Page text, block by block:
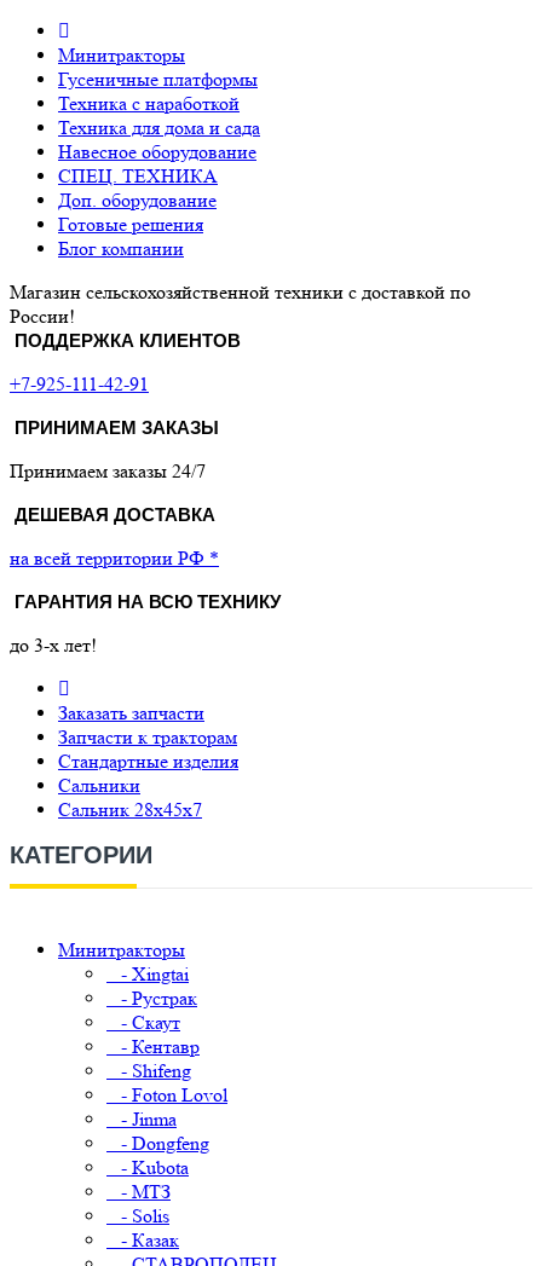
Минитракторы
Гусеничные платформы
Техника с наработкой
Техника для дома и сада
Навесное оборудование
СПЕЦ. ТЕХНИКА
Доп. оборудование
Готовые решения
Блог компании
Магазин сельскохозяйственной техники с доставкой по
России!
ПОДДЕРЖКА КЛИЕНТОВ
+7-925-111-42-91
ПРИНИМАЕМ ЗАКАЗЫ
Принимаем заказы 24/7
ДЕШЕВАЯ ДОСТАВКА
на всей территории РФ *
ГАРАНТИЯ НА ВСЮ ТЕХНИКУ
до 3-х лет!
Заказать запчасти
Запчасти к тракторам
Стандартные изделия
Сальники
Сальник 28х45х7
КАТЕГОРИИ
Минитракторы
- Xingtai
- Рустрак
- Скаут
- Кентавр
- Shifeng
- Foton Lovol
- Jinma
- Dongfeng
- Kubota
- МТЗ
- Solis
- Казак